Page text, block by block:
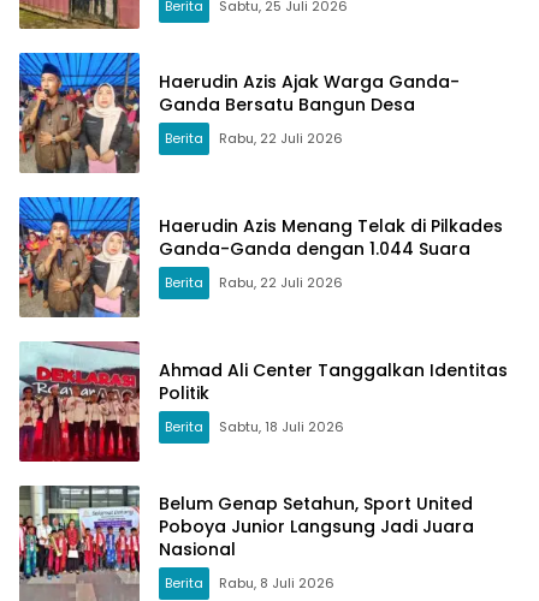
Berita Sabtu, 25 Juli 2026
Haerudin Azis Ajak Warga Ganda-
Ganda Bersatu Bangun Desa
Berita Rabu, 22 Juli 2026
Haerudin Azis Menang Telak di Pilkades
Ganda-Ganda dengan 1.044 Suara
Berita Rabu, 22 Juli 2026
Ahmad Ali Center Tanggalkan Identitas
Politik
Berita Sabtu, 18 Juli 2026
Belum Genap Setahun, Sport United
Poboya Junior Langsung Jadi Juara
Nasional
Berita Rabu, 8 Juli 2026